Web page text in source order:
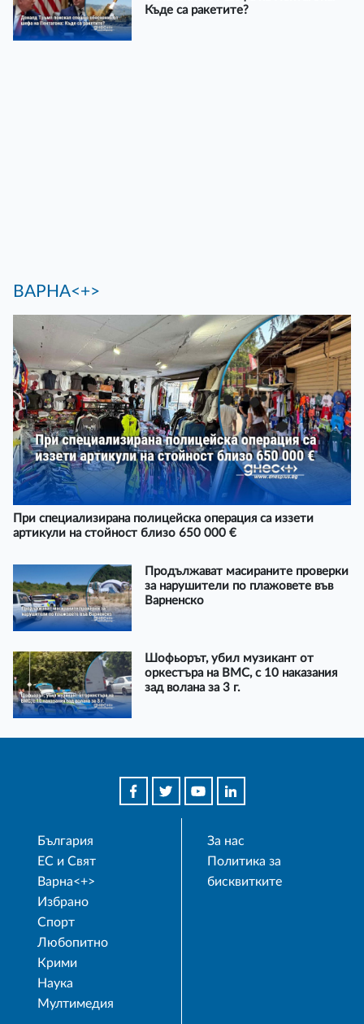
Къде са ракетите?
ВАРНА<+>
При специализирана полицейска операция са иззети
артикули на стойност близо 650 000 €
Продължават масираните проверки
за нарушители по плажовете във
Варненско
Шофьорът, убил музикант от
оркестъра на ВМС, с 10 наказания
зад волана за 3 г.
България
ЕС и Свят
Варна<+>
Избрано
Спорт
Любопитно
Крими
Наука
Мултимедия
За нас
Политика за
бисквитките